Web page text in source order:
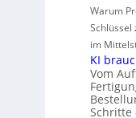
g
e
M
o
e
n
k
F
a
n
u
c
C
N
Warum
im
KI
Vom
Schritte